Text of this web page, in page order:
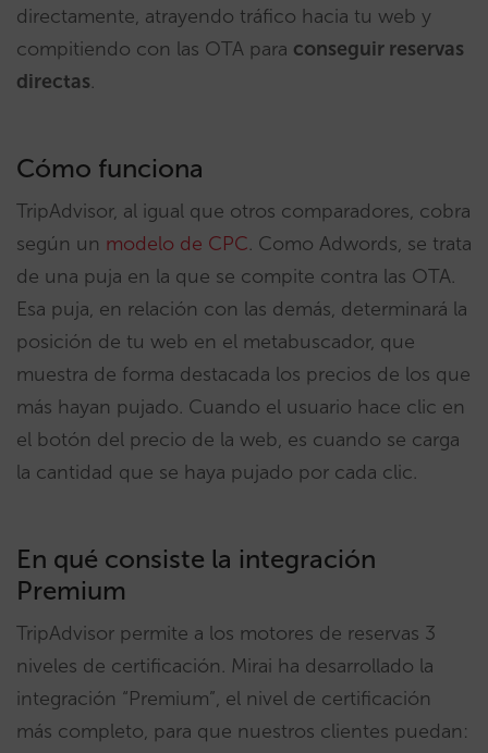
directamente, atrayendo tráfico hacia tu web y
compitiendo con las OTA para conseguir reservas
directas.
Cómo funciona
TripAdvisor, al igual que otros comparadores, cobra
según un modelo de CPC. Como Adwords, se trata
de una puja en la que se compite contra las OTA.
Esa puja, en relación con las demás, determinará la
posición de tu web en el metabuscador, que
muestra de forma destacada los precios de los que
más hayan pujado. Cuando el usuario hace clic en
el botón del precio de la web, es cuando se carga
la cantidad que se haya pujado por cada clic.
En qué consiste la integración
Premium
TripAdvisor permite a los motores de reservas 3
niveles de certificación. Mirai ha desarrollado la
integración “Premium”, el nivel de certificación
más completo, para que nuestros clientes puedan: